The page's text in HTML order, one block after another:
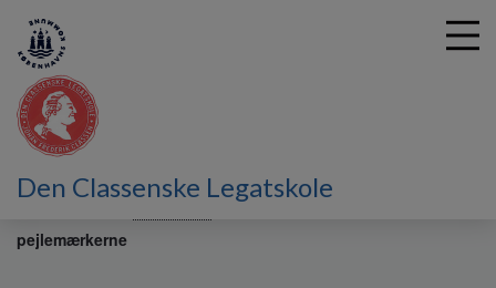
Den Classenske Legatskole
Hvordan vi arbejder med
pejlemærkerne